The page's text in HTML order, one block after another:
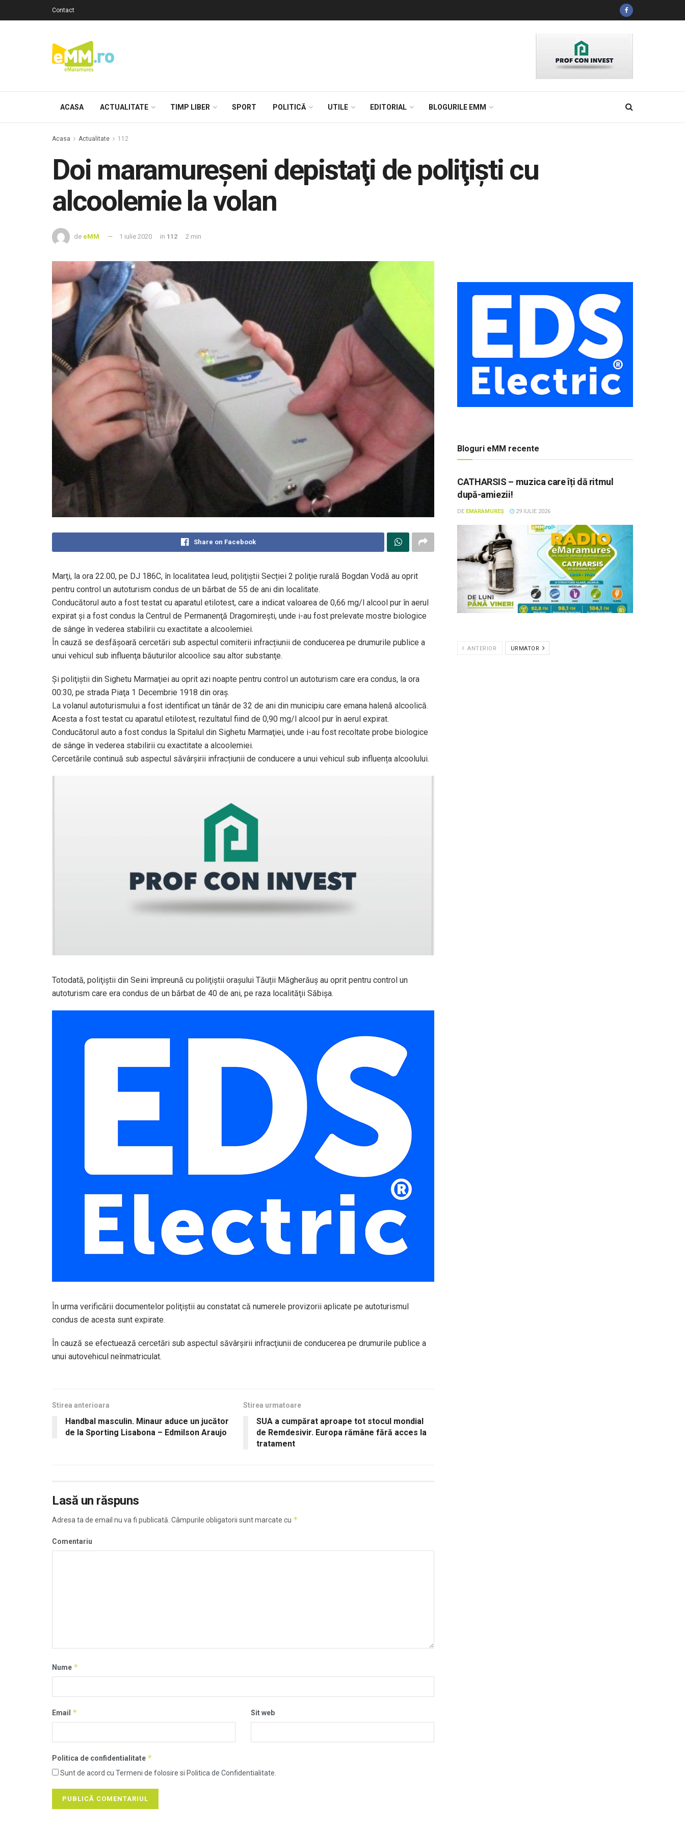
Contact
ACASA ACTUALITATE TIMP LIBER SPORT POLITICĂ UTILE EDITORIAL BLOGURILE EMM
Acasa Actualitate 112
Doi maramureşeni depistaţi de poliţişti cu
alcoolemie la volan
de eMM 1 iulie 2020 in 112 2 min
Share on Facebook
Marţi, la ora 22.00, pe DJ 186C, în localitatea Ieud, poliţiştii Secției 2 poliţie rurală Bogdan Vodă au oprit
pentru control un autoturism condus de un bărbat de 55 de ani din localitate.
Conducătorul auto a fost testat cu aparatul etilotest, care a indicat valoarea de 0,66 mg/l alcool pur în aerul
expirat și a fost condus la Centrul de Permanenţă Dragomirești, unde i-au fost prelevate mostre biologice
de sânge în vederea stabilirii cu exactitate a alcoolemiei.
În cauză se desfășoară cercetări sub aspectul comiterii infracțiunii de conducerea pe drumurile publice a
unui vehicul sub influenţa băuturilor alcoolice sau altor substanţe.
Şi poliţiştii din Sighetu Marmaţiei au oprit azi noapte pentru control un autoturism care era condus, la ora
00:30, pe strada Piaţa 1 Decembrie 1918 din oraş.
La volanul autoturismului a fost identificat un tânăr de 32 de ani din municipiu care emana halenă alcoolică.
Acesta a fost testat cu aparatul etilotest, rezultatul fiind de 0,90 mg/l alcool pur în aerul expirat.
Conducătorul auto a fost condus la Spitalul din Sighetu Marmaţiei, unde i-au fost recoltate probe biologice
de sânge în vederea stabilirii cu exactitate a alcoolemiei.
Cercetările continuă sub aspectul săvârșirii infracțiunii de conducere a unui vehicul sub influența alcoolului.
Totodată, poliţiştii din Seini împreună cu poliţiştii orașului Tăuții Măgherăuș au oprit pentru control un
autoturism care era condus de un bărbat de 40 de ani, pe raza localităţii Săbişa.
În urma verificării documentelor poliţiştii au constatat că numerele provizorii aplicate pe autoturismul
condus de acesta sunt expirate.
În cauză se efectuează cercetări sub aspectul săvârşirii infracţiunii de conducerea pe drumurile publice a
unui autovehicul neînmatriculat.
Stirea anterioara
Handbal masculin. Minaur aduce un jucător
de la Sporting Lisabona – Edmilson Araujo
Stirea urmatoare
SUA a cumpărat aproape tot stocul mondial
de Remdesivir. Europa rămâne fără acces la
tratament
Lasă un răspuns
Adresa ta de email nu va fi publicată. Câmpurile obligatorii sunt marcate cu *
Comentariu
Nume *
Email * Sit web
Politica de confidentialitate *
Sunt de acord cu Termeni de folosire si Politica de Confidentialitate.
Bloguri eMM recente
CATHARSIS – muzica care îți dă ritmul
după-amiezii!
DE EMARAMUREȘ 29 IULIE 2026
ANTERIOR URMATOR